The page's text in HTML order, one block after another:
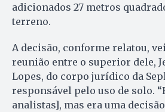
adicionados 27 metros
terreno.
A decisão, conforme relatou,
reunião entre o superior dele,
Lopes, do corpo jurídico da
responsável pelo uso de solo.
analistas], mas era uma